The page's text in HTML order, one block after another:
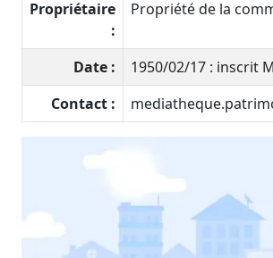
Propriétaire
:
Propriété de la
Date :
1950/02/17 : inscrit
Contact :